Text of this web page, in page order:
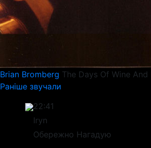
Brian Bromberg The Days Of Wine And
Раніше звучали
22:41
Iryn
Обережно Нагадую